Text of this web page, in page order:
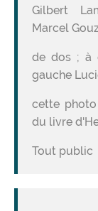
Gilbert
Marcel
de dos ; à
gauche
cette
du livre
Tout public